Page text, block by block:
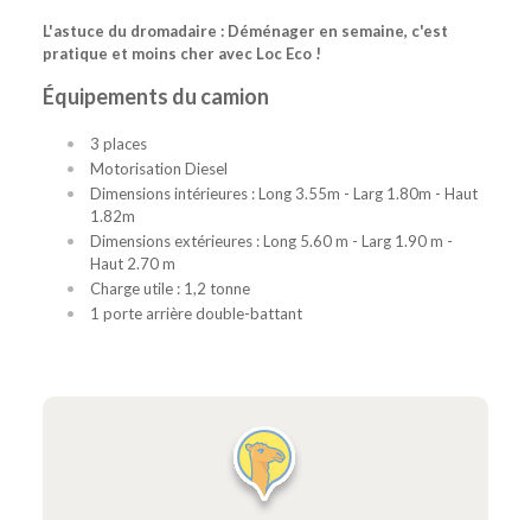
L'astuce du dromadaire : Déménager en semaine, c'est
pratique et moins cher avec Loc Eco !
Équipements du camion
3 places
Motorisation Diesel
Dimensions intérieures : Long 3.55m - Larg 1.80m - Haut
1.82m
Dimensions extérieures : Long 5.60 m - Larg 1.90 m -
Haut 2.70 m
Charge utile : 1,2 tonne
1 porte arrière double-battant